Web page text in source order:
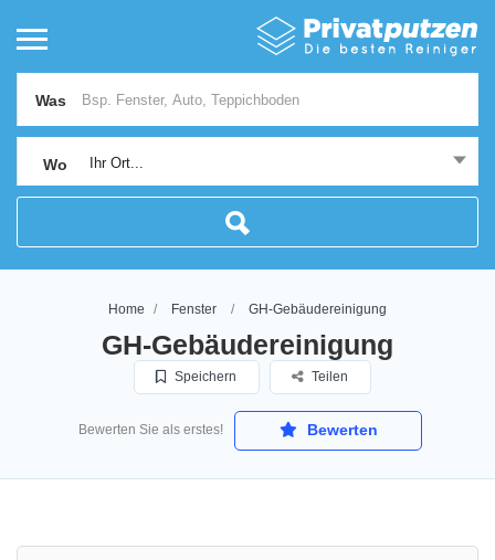
Was
Wo Ihr Ort...
Home Fenster GH-Gebäudereinigung
GH-Gebäudereinigung
Speichern Teilen
Bewerten Sie als erstes! Bewerten